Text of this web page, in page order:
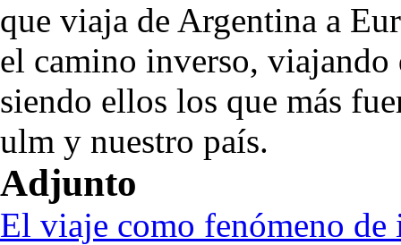
que viaja de Argentina a
el camino inverso,
siendo ellos los que más
ulm y nuestro país.
Adjunto
El viaje como fenómeno de